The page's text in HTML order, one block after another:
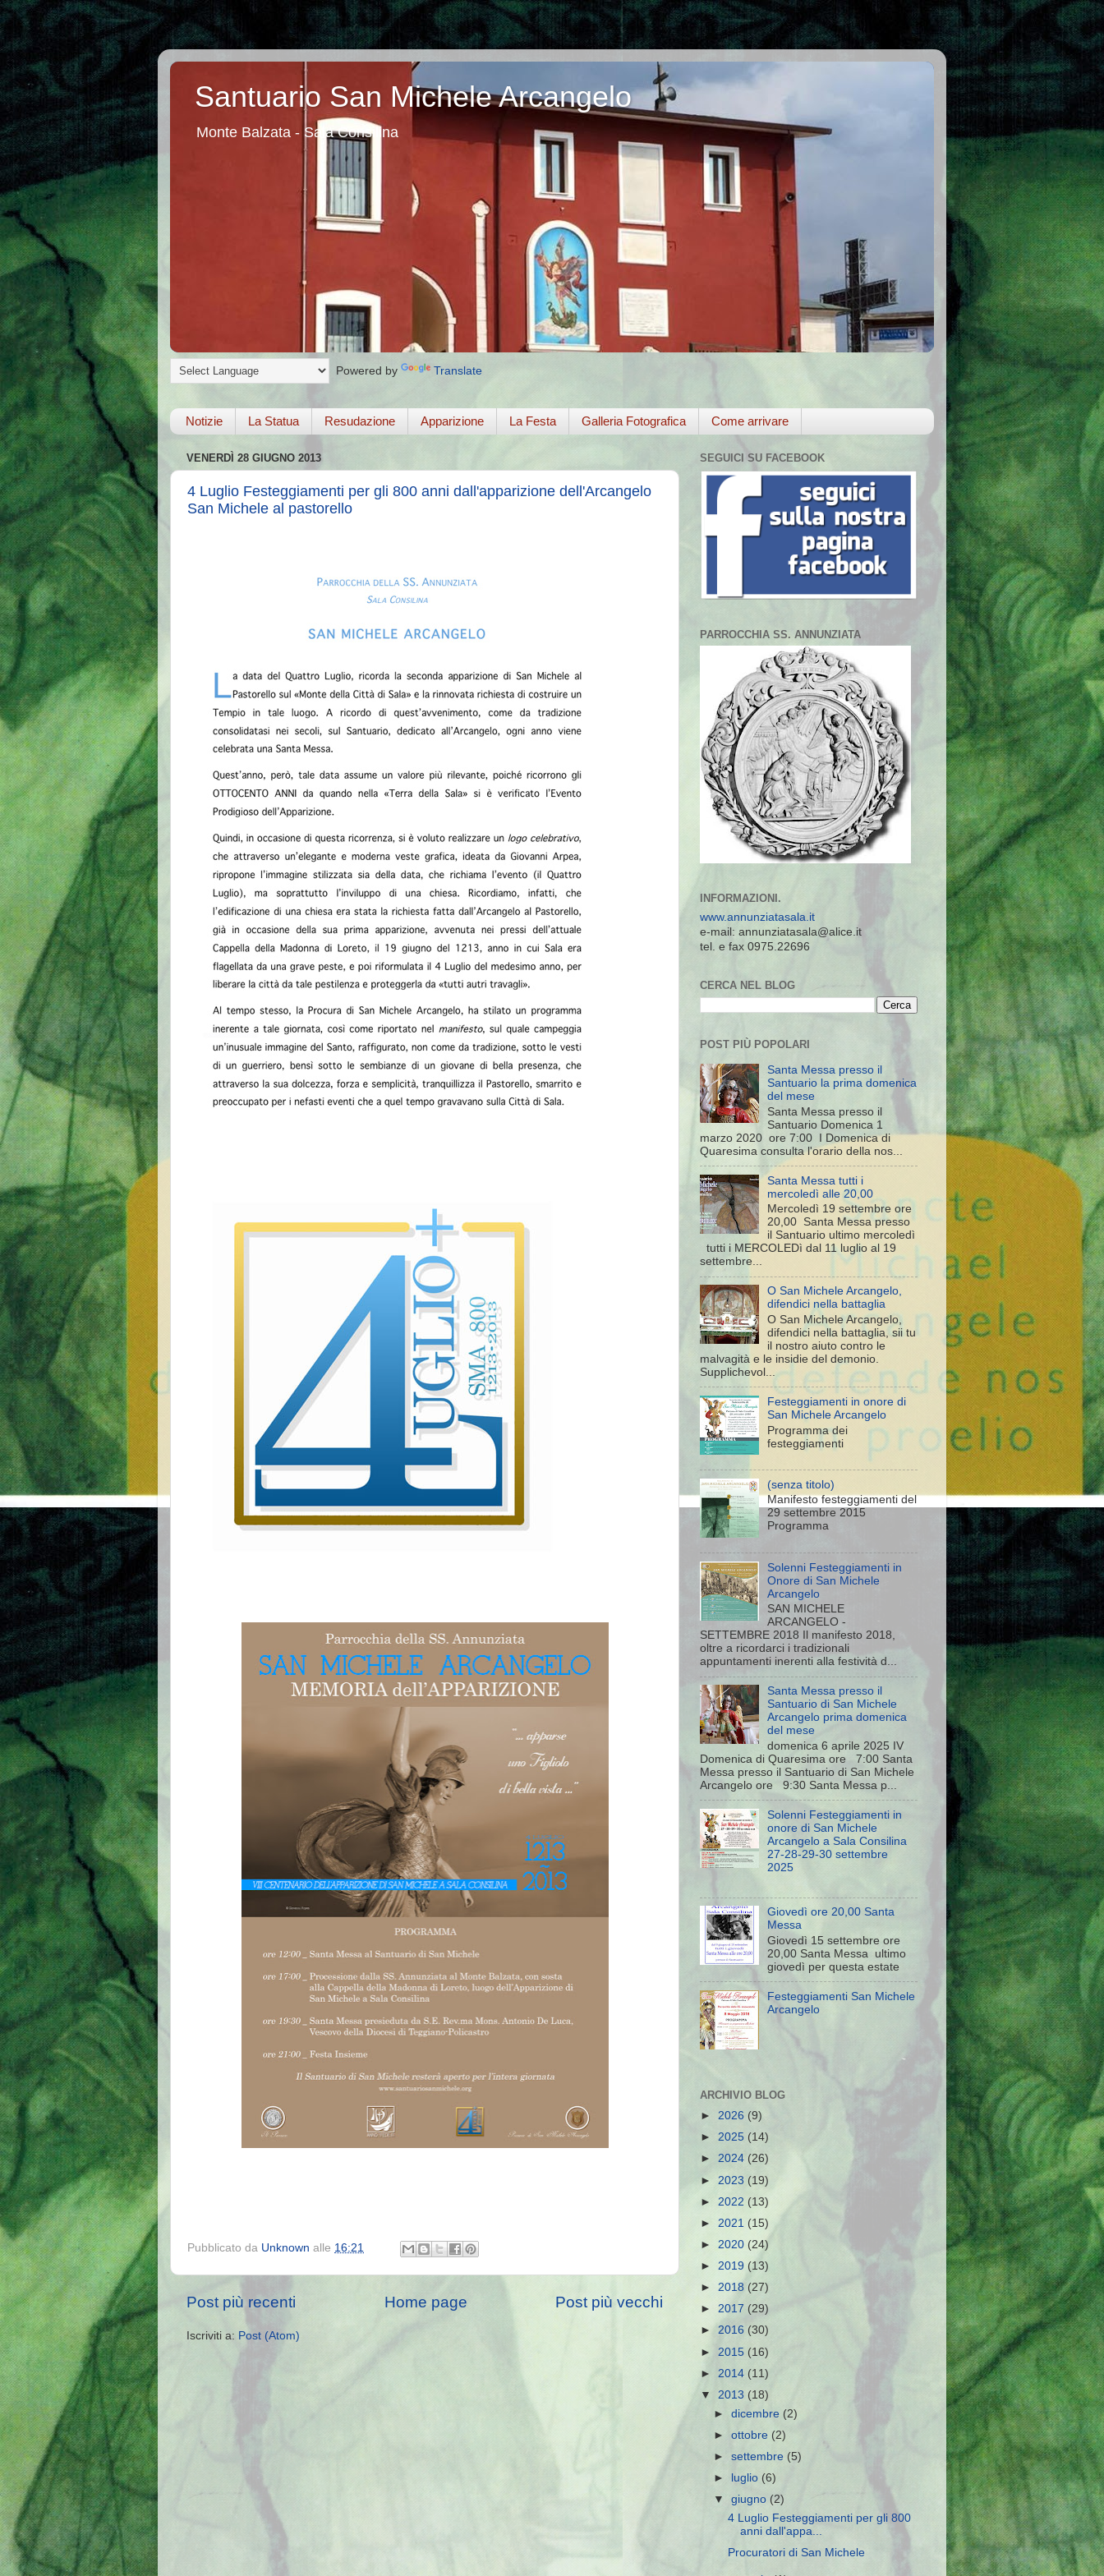
Santuario San Michele Arcangelo
Monte Balzata - Sala Consilina
Powered by Translate
Notizie La Statua Resudazione Apparizione La Festa Galleria Fotografica Come arrivare
VENERDÌ 28 GIUGNO 2013
4 Luglio Festeggiamenti per gli 800 anni dall'apparizione dell'Arcangelo
San Michele al pastorello
Pubblicato da Unknown alle 16:21
Post più recenti Post più vecchi
Home page
Iscriviti a: Post (Atom)
SEGUICI SU FACEBOOK
PARROCCHIA SS. ANNUNZIATA
INFORMAZIONI.
www.annunziatasala.it
e-mail: annunziatasala@alice.it
tel. e fax 0975.22696
CERCA NEL BLOG
POST PIÙ POPOLARI
Santa Messa presso il
Santuario la prima domenica
del mese
Santa Messa presso il
Santuario Domenica 1
marzo 2020 ore 7:00 I Domenica di
Quaresima consulta l'orario della nos...
Santa Messa tutti i
mercoledì alle 20,00
Mercoledì 19 settembre ore
20,00 Santa Messa presso
il Santuario ultimo mercoledì
tutti i MERCOLEDì dal 11 luglio al 19
settembre...
O San Michele Arcangelo,
difendici nella battaglia
O San Michele Arcangelo,
difendici nella battaglia, sii tu
il nostro aiuto contro le
malvagità e le insidie del demonio.
Supplichevol...
Festeggiamenti in onore di
San Michele Arcangelo
Programma dei
festeggiamenti
(senza titolo)
Manifesto festeggiamenti del
29 settembre 2015
Programma
Solenni Festeggiamenti in
Onore di San Michele
Arcangelo
SAN MICHELE
ARCANGELO -
SETTEMBRE 2018 Il manifesto 2018,
oltre a ricordarci i tradizionali
appuntamenti inerenti alla festività d...
Santa Messa presso il
Santuario di San Michele
Arcangelo prima domenica
del mese
domenica 6 aprile 2025 IV
Domenica di Quaresima ore 7:00 Santa
Messa presso il Santuario di San Michele
Arcangelo ore 9:30 Santa Messa p...
Solenni Festeggiamenti in
onore di San Michele
Arcangelo a Sala Consilina
27-28-29-30 settembre
2025
Giovedì ore 20,00 Santa
Messa
Giovedì 15 settembre ore
20,00 Santa Messa ultimo
giovedì per questa estate
Festeggiamenti San Michele
Arcangelo
ARCHIVIO BLOG
► 2026 (9)
► 2025 (14)
► 2024 (26)
► 2023 (19)
► 2022 (13)
► 2021 (15)
► 2020 (24)
► 2019 (13)
► 2018 (27)
► 2017 (29)
► 2016 (30)
► 2015 (16)
► 2014 (11)
▼ 2013 (18)
►dicembre(2)
►ottobre (2)
►settembre (5)
►
luglio(6)
▼giugno (2)
4 Luglio Festeggiamenti per gli 800
anni dall'appa...
Procuratori di San Michele